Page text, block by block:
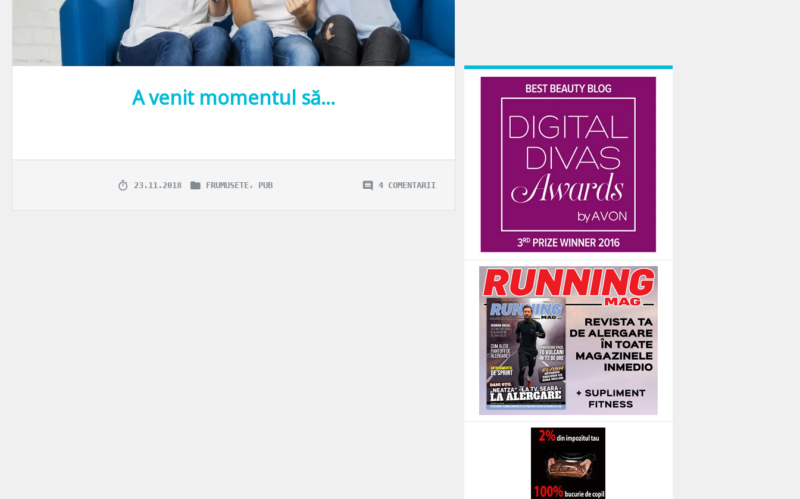
A venit momentul să…
Nu mai încape discuție, toți suntem colecționari de Like-uri dobândite în social media. Nu degeaba le contorizăm la fiecare verificare a telefonului mobil, le ținem minte și, atunci când este cazul, ne mândrim cu
23.11.2018 FRUMUSETE, PUB 4 COMENTARII